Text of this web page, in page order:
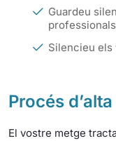
Guardeu
professionals
Silencieu
Procés
El vostre metge